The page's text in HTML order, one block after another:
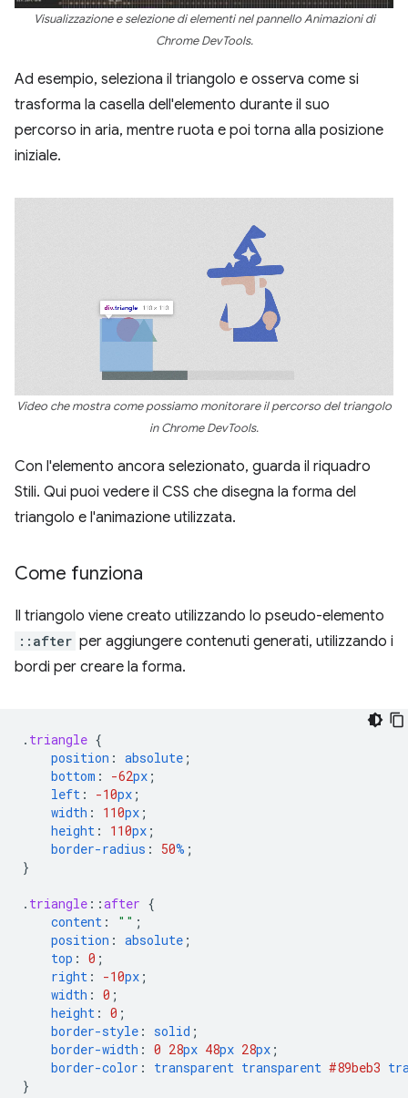
Visualizzazione e selezione di elementi nel pannello Animazioni di
Chrome DevTools.
Ad esempio, seleziona il triangolo e osserva come si
trasforma la casella dell'elemento durante il suo
percorso in aria, mentre ruota e poi torna alla posizione
iniziale.
Video che mostra come possiamo monitorare il percorso del triangolo
in Chrome DevTools.
Con l'elemento ancora selezionato, guarda il riquadro
Stili. Qui puoi vedere il CSS che disegna la forma del
triangolo e l'animazione utilizzata.
Come funziona
Il triangolo viene creato utilizzando lo pseudo-elemento
::after per aggiungere contenuti generati, utilizzando i
bordi per creare la forma.
. triangle {
position : absolute ;
bottom : -62px ;
left : -10px ;
width : 110px ;
height : 110px ;
border-radius : 50% ;
}
. triangle ::after {
content : "" ;
position : absolute ;
top : 0 ;
right : -10px ;
width : 0 ;
height : 0 ;
border-style : solid ;
border-width : 0 28px 48px 28px ;
border-color : transparent transparent #89beb3
}